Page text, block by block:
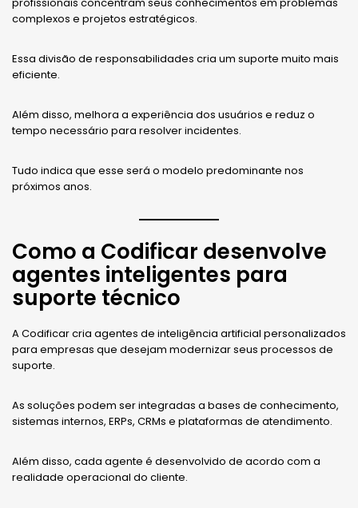
complexos e projetos estratégicos.
Essa divisão de responsabilidades cria um suporte muito mais
eficiente.
Além disso, melhora a experiência dos usuários e reduz o
tempo necessário para resolver incidentes.
Tudo indica que esse será o modelo predominante nos
próximos anos.
Como a Codificar desenvolve
agentes inteligentes para
suporte técnico
A Codificar cria agentes de inteligência artificial personalizados
para empresas que desejam modernizar seus processos de
suporte.
As soluções podem ser integradas a bases de conhecimento,
sistemas internos, ERPs, CRMs e plataformas de atendimento.
Além disso, cada agente é desenvolvido de acordo com a
realidade operacional do cliente.